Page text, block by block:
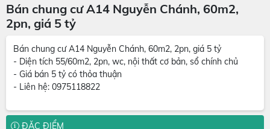
Bán chung cư A14 Nguyễn Chánh, 60m2,
2pn, giá 5 tỷ
Bán chung cư A14 Nguyễn Chánh, 60m2, 2pn, giá 5 tỷ
- Diện tích 55/60m2, 2pn, wc, nội thất cơ bản, sổ chính chủ
- Giá bán 5 tỷ có thỏa thuận
- Liên hệ: 0975118822
ĐẶC ĐIỂM